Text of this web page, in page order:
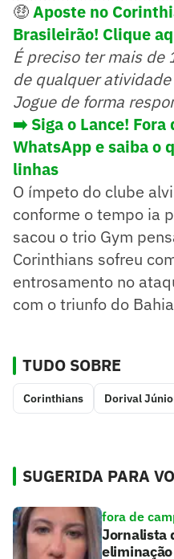
🤑Aposte no
Brasileirão! Clique
É preciso ter mais de
de qualquer
Jogue de forma
➡️ Siga o Lance! Fora
WhatsApp e saiba o
linhas
O ímpeto do clube
conforme o tempo ia
sacou o trio Gym
Corinthians sofreu
entrosamento no
com o triunfo do
TUDO SOBRE
Corinthians Dorival
SUGERIDA PARA
fora de
Jornalista